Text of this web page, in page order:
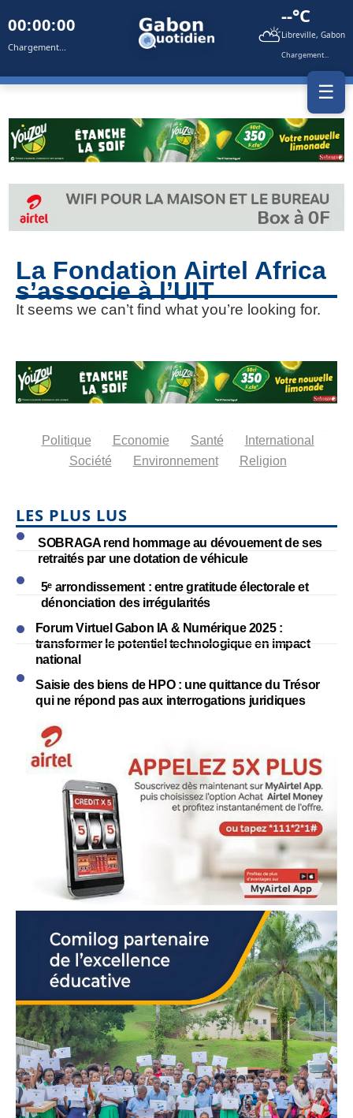
00:00:00
Chargement... ⛅
--°C
Libreville, Gabon
Chargement...
☰
La Fondation Airtel Africa
s’associe à l’UIT
It seems we can’t find what you’re looking for.
Politique Economie Santé
International
Société
Environnement Religion
LES PLUS LUS
SOBRAGA rend hommage au dévouement de ses
retraités par une dotation de véhicule
5ᵉ arrondissement : entre gratitude électorale et
dénonciation des irrégularités
Forum Virtuel Gabon IA & Numérique 2025 :
transformer le potentiel technologique en impact
national
Saisie des biens de HPO : une quittance du Trésor
qui ne répond pas aux interrogations juridiques